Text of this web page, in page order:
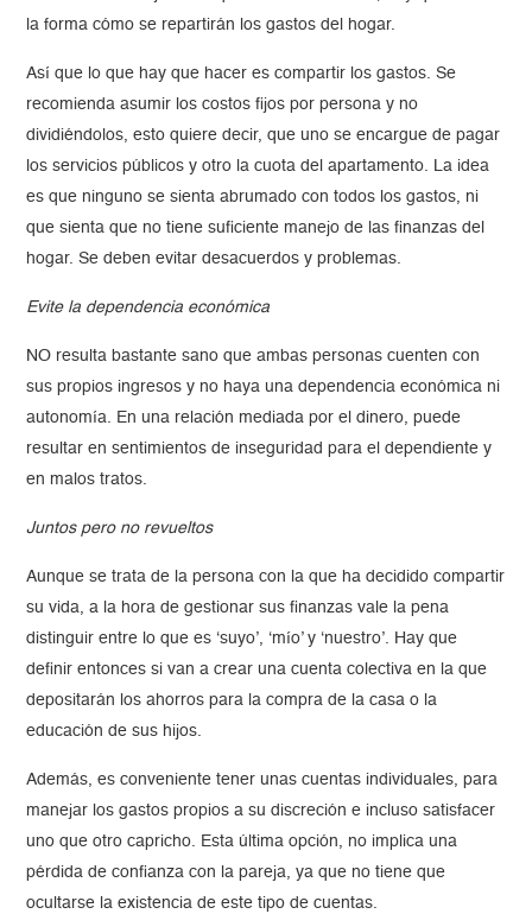
la forma cómo se repartirán los gastos del hogar.
Así que lo que hay que hacer es compartir los gastos. Se
recomienda asumir los costos fijos por persona y no
dividiéndolos, esto quiere decir, que uno se encargue de pagar
los servicios públicos y otro la cuota del apartamento. La idea
es que ninguno se sienta abrumado con todos los gastos, ni
que sienta que no tiene suficiente manejo de las finanzas del
hogar. Se deben evitar desacuerdos y problemas.
Evite la dependencia económica
NO resulta bastante sano que ambas personas cuenten con
sus propios ingresos y no haya una dependencia económica ni
autonomía. En una relación mediada por el dinero, puede
resultar en sentimientos de inseguridad para el dependiente y
en malos tratos.
Juntos pero no revueltos
Aunque se trata de la persona con la que ha decidido compartir
su vida, a la hora de gestionar sus finanzas vale la pena
distinguir entre lo que es ‘suyo’, ‘mío’ y ‘nuestro’. Hay que
definir entonces si van a crear una cuenta colectiva en la que
depositarán los ahorros para la compra de la casa o la
educación de sus hijos.
Además, es conveniente tener unas cuentas individuales, para
manejar los gastos propios a su discreción e incluso satisfacer
uno que otro capricho. Esta última opción, no implica una
pérdida de confianza con la pareja, ya que no tiene que
ocultarse la existencia de este tipo de cuentas.